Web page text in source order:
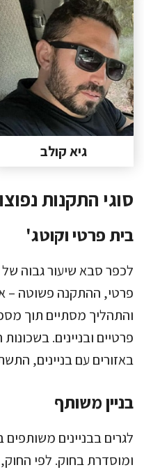
גיא קולב
סוגי התקנות
בית פרטי וקוטג'
לכפר סבא שיעור גבוה של
פרטי, ההתקנה פשוטה –
והתהליך מסתיים תוך
פרטיים ובניינים.
באזורים עם בניינים,
בניין משותף
לגרים בבניינים
ומוסדרת בחוק. לפי